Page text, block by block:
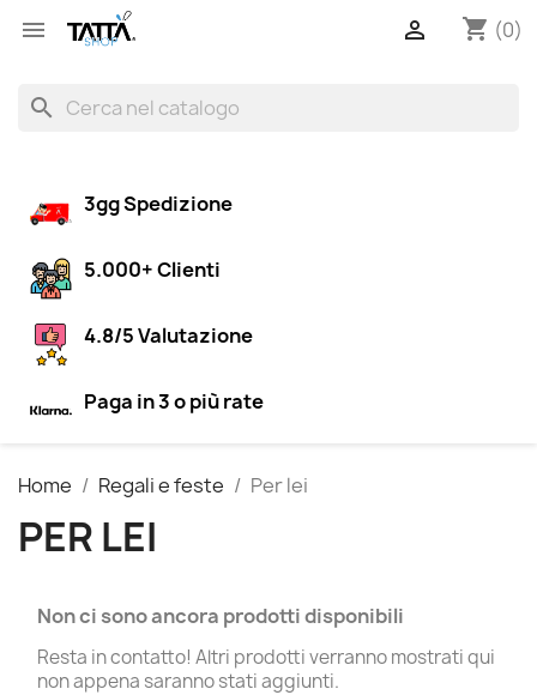
 shopping_cart (0)

search
3gg Spedizione
5.000+ Clienti
4.8/5 Valutazione
Paga in 3 o più rate
Home Regali e feste Per lei
PER LEI
Non ci sono ancora prodotti disponibili
Resta in contatto! Altri prodotti verranno mostrati qui
non appena saranno stati aggiunti.